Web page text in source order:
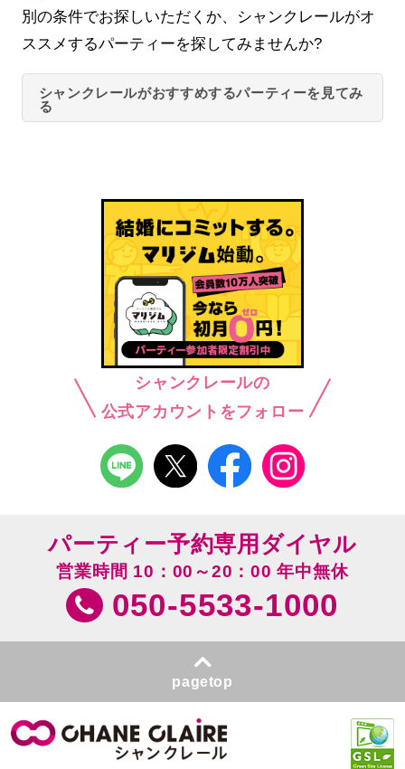
別の条件でお探しいただくか、シャンクレールがオ
ススメするパーティーを探してみませんか?
シャンクレールがおすすめするパーティーを見てみ
る
シャンクレールの
公式アカウントをフォロー
パーティー予約専用ダイヤル
営業時間 10：00～20：00 年中無休
050-5533-1000
pagetop